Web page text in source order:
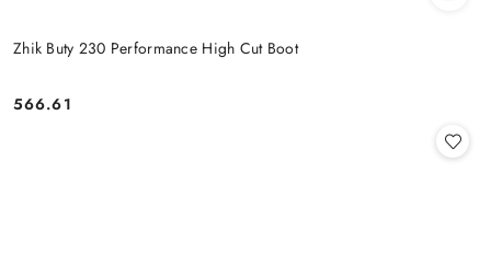
Zhik Buty 230 Performance High Cut Boot
Cena:
566.61